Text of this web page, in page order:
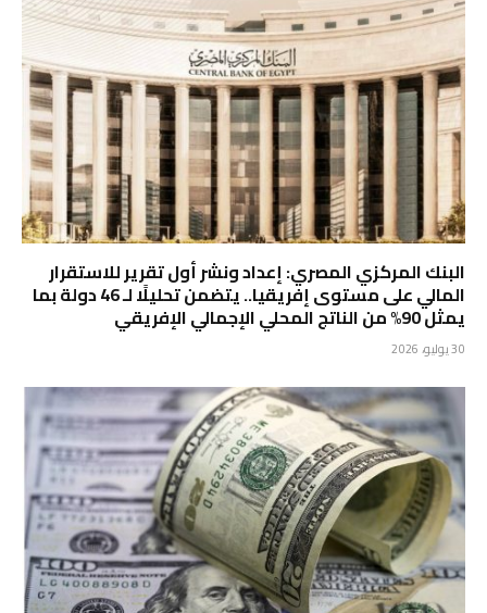
البنك المركزي المصري: إعداد ونشر أول تقرير للاستقرار
المالي على مستوى إفريقيا.. يتضمن تحليلًا لـ 46 دولة بما
يمثل 90% من الناتج المحلي الإجمالي الإفريقي
30 يوليو، 2026